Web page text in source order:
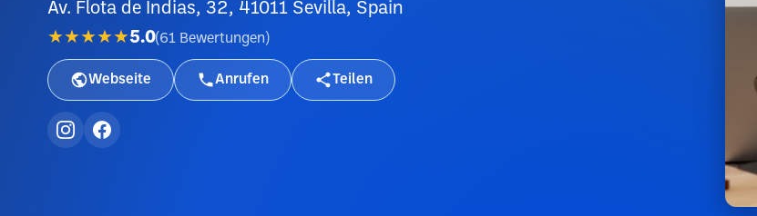
Av. Flota de Indias, 32, 41011 Sevilla, Spain
★★★★★5.0(61 Bewertungen )
Webseite Anrufen Teilen